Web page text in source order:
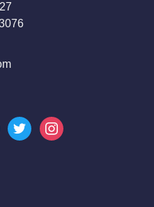
twitter instagram